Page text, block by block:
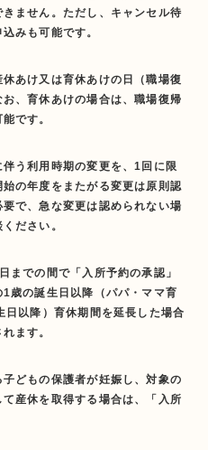
ません。ただし、キャンセル待
みも可能です。
あけ又は育休あけの日（職場復
、育休あけの場合は、職場復帰
です。
う利用時期の変更を、1回に限
の年度をまたがる変更は原則認
で、急な変更は認められない場
ださい。
までの間で「入所予約の承認」
歳の誕生日以降（パパ・ママ育
以降）育休期間を延長した場合
ます。
どもの保護者が妊娠し、対象の
産休を取得する場合は、「入所